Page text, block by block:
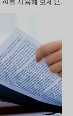
AI를 사용해 보세요.